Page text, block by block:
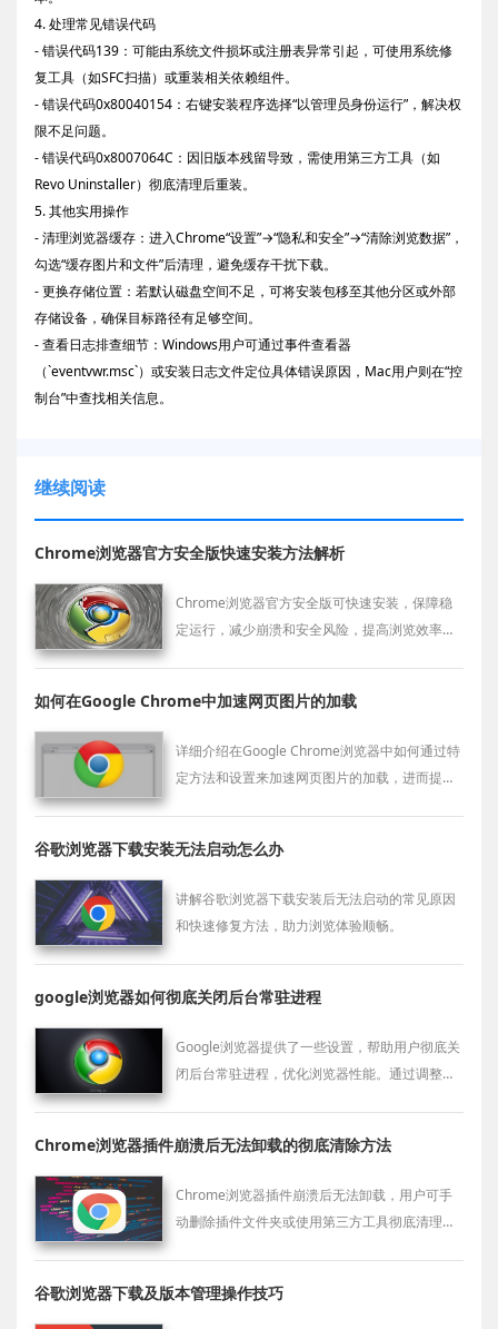
4. 处理常见错误代码
- 错误代码139：可能由系统文件损坏或注册表异常引起，可使用系统修
复工具（如SFC扫描）或重装相关依赖组件。
- 错误代码0x80040154：右键安装程序选择“以管理员身份运行”，解决权
限不足问题。
- 错误代码0x8007064C：因旧版本残留导致，需使用第三方工具（如
Revo Uninstaller）彻底清理后重装。
5. 其他实用操作
- 清理浏览器缓存：进入Chrome“设置”→“隐私和安全”→“清除浏览数据”，
勾选“缓存图片和文件”后清理，避免缓存干扰下载。
- 更换存储位置：若默认磁盘空间不足，可将安装包移至其他分区或外部
存储设备，确保目标路径有足够空间。
- 查看日志排查细节：Windows用户可通过事件查看器
（`eventvwr.msc`）或安装日志文件定位具体错误原因，Mac用户则在“控
制台”中查找相关信息。
继续阅读
Chrome浏览器官方安全版快速安装方法解析
Chrome浏览器官方安全版可快速安装，保障稳
定运行，减少崩溃和安全风险，提高浏览效率和
如何在Google Chrome中加速网页图片的加载
详细介绍在Google Chrome浏览器中如何通过特
定方法和设置来加速网页图片的加载，进而提升
谷歌浏览器下载安装无法启动怎么办
讲解谷歌浏览器下载安装后无法启动的常见原因
和快速修复方法，助力浏览体验顺畅。
google浏览器如何彻底关闭后台常驻进程
Google浏览器提供了一些设置，帮助用户彻底关
闭后台常驻进程，优化浏览器性能。通过调整这
用户。
Chrome浏览器插件崩溃后无法卸载的彻底清除方法
Chrome浏览器插件崩溃后无法卸载，用户可手
动删除插件文件夹或使用第三方工具彻底清理扩
谷歌浏览器下载及版本管理操作技巧